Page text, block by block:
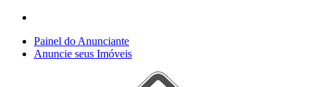
Painel do Anunciante
Anuncie seus Imóveis